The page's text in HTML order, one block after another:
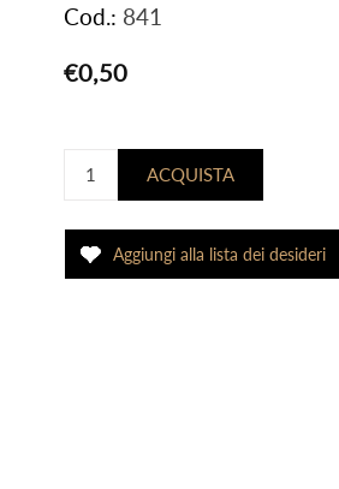
Cod.: 841
€0,50